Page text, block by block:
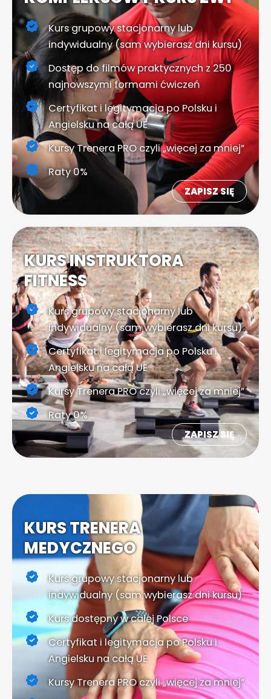
Kurs grupowy stacjonarny lub
indywidualny (sam wybierasz dni kursu)
Dostęp do filmów praktycznych z 250
najnowszymi formami ćwiczeń
Certyfikat i legitymacja po Polsku i
Angielsku na całą UE
Kursy Trenera PRO czyli „więcej za mniej”
Raty 0%
ZAPISZ SIĘ
KURS INSTRUKTORA
FITNESS
Kurs grupowy stacjonarny lub
indywidualny (sam wybierasz dni kursu)
Certyfikat i legitymacja po Polsku i
Angielsku na całą UE
Kursy Trenera PRO czyli „więcej za mniej”
Raty 0%
ZAPISZ SIĘ
KURS TRENERA
MEDYCZNEGO
Kurs grupowy stacjonarny lub
indywidualny (sam wybierasz dni kursu)
Kurs dostępny w całej Polsce
Certyfikat i legitymacja po Polsku i
Angielsku na całą UE
Kursy Trenera PRO czyli „więcej za mniej”